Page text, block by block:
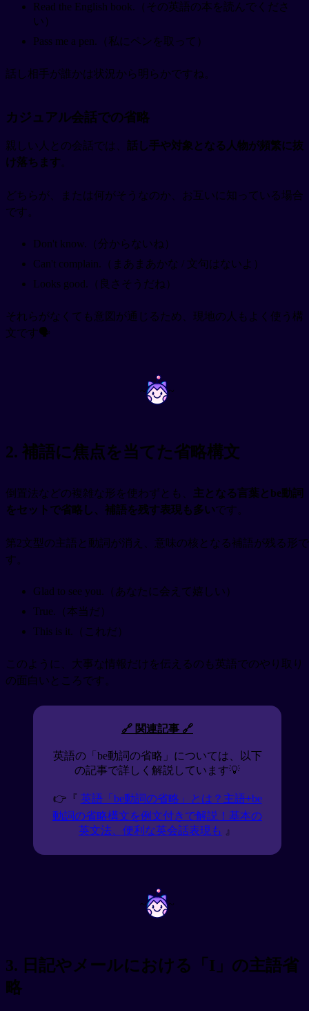
Read the English book.（その英語の本を読んでくださ
い）
Pass me a pen.（私にペンを取って）
話し相手が誰かは状況から明らかですね。
カジュアル会話での省略
親しい人との会話では、 話し手や対象となる人物が頻繁に抜
け落ちます。
どちらが、または何がそうなのか、お互いに知っている場合
です。
Don't know.（分からないね）
Can't complain.（まあまあかな / 文句はないよ）
Looks good.（良さそうだね）
それらがなくても意図が通じるため、現地の人もよく使う構
文です🗣️
~ ~
2. 補語に焦点を当てた省略構文
倒置法などの複雑な形を使わずとも、 主となる言葉とbe動詞
をセットで省略し、補語を残す表現も多いです。
第2文型の主語と動詞が消え、意味の核となる補語が残る形で
す。
Glad to see you.（あなたに会えて嬉しい）
True.（本当だ）
This is it.（これだ）
このように、大事な情報だけを伝えるのも英語でのやり取り
の面白いところです。
🔗 関連記事 🔗
英語の「be動詞の省略」については、以下
の記事で詳しく解説しています💡
👉『 英語「be動詞の省略」とは？主語+be
動詞の省略構文を例文付きで解説！基本の
英文法、便利な英会話表現も 』
~ ~
3. 日記やメールにおける「I」の主語省
略